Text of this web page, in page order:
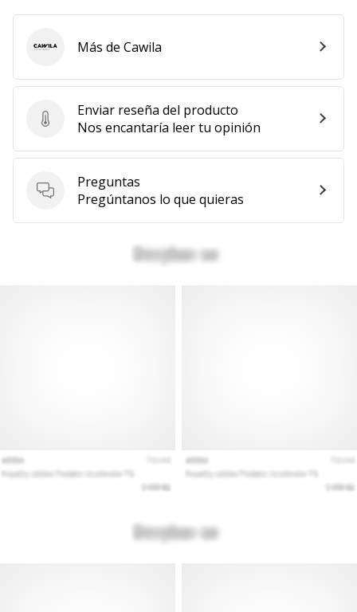
Enviar reseña del producto
Enviar reseña del producto
Nos encantaría leer tu opinión
Preguntas
Preguntas
Pregúntanos lo que quieras
CawilaMás de Cawila